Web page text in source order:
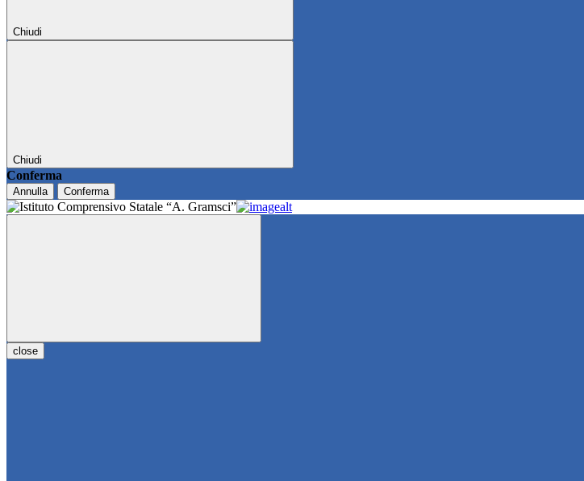
Chiudi
Chiudi
Conferma
Annulla Conferma
close